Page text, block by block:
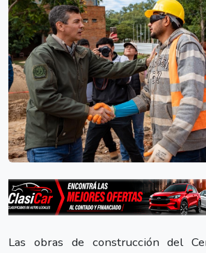
Las obras de construcción del